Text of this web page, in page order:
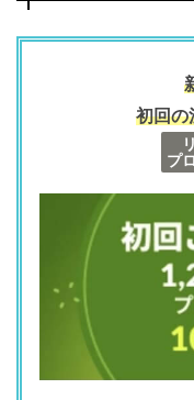
初回の
プ